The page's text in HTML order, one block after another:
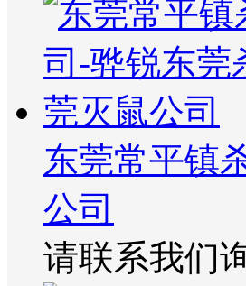
东莞常平镇
公司
请联系我们